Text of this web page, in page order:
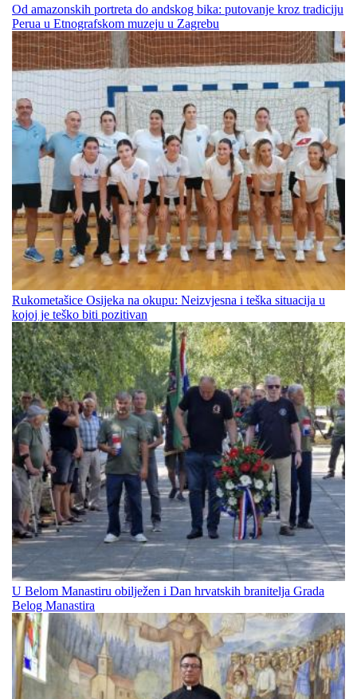
Od amazonskih portreta do andskog bika: putovanje kroz tradiciju
Perua u Etnografskom muzeju u Zagrebu
Rukometašice Osijeka na okupu: Neizvjesna i teška situacija u
kojoj je teško biti pozitivan
U Belom Manastiru obilježen i Dan hrvatskih branitelja Grada
Belog Manastira